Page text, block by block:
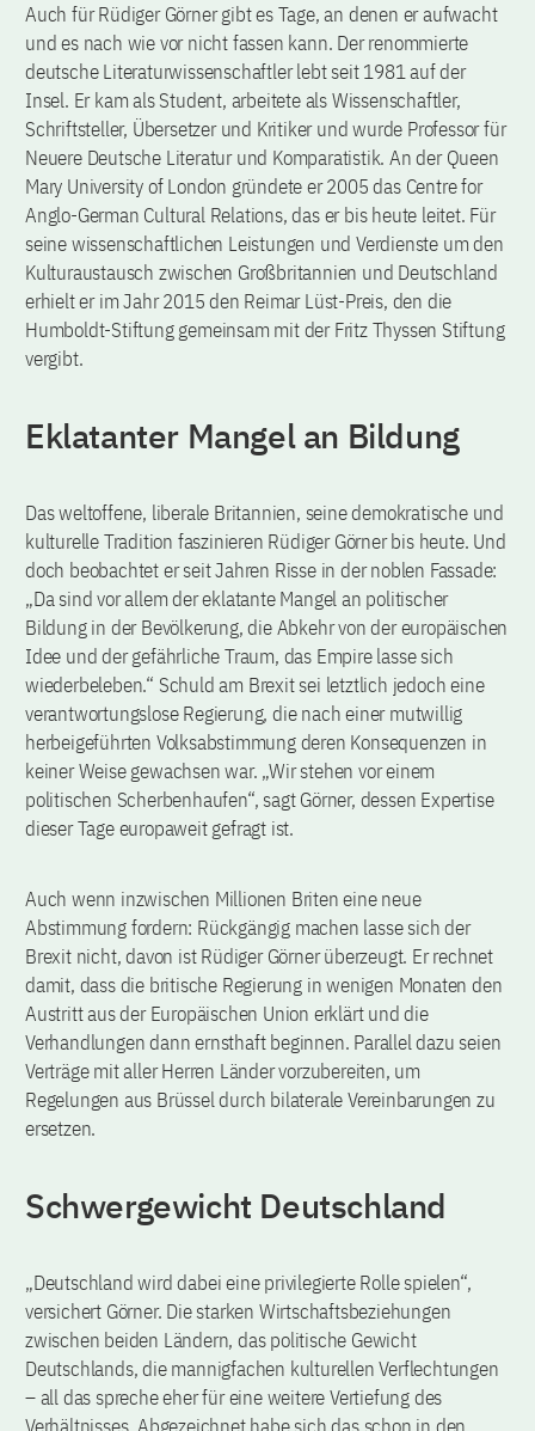
Auch für Rüdiger Görner gibt es Tage, an denen er aufwacht
und es nach wie vor nicht fassen kann. Der renommierte
deutsche Literaturwissenschaftler lebt seit 1981 auf der
Insel. Er kam als Student, arbeitete als Wissenschaftler,
Schriftsteller, Übersetzer und Kritiker und wurde Professor für
Neuere Deutsche Literatur und Komparatistik. An der Queen
Mary University of London gründete er 2005 das Centre for
Anglo-German Cultural Relations, das er bis heute leitet. Für
seine wissenschaftlichen Leistungen und Verdienste um den
Kulturaustausch zwischen Großbritannien und Deutschland
erhielt er im Jahr 2015 den Reimar Lüst-Preis, den die
Humboldt-Stiftung gemeinsam mit der Fritz Thyssen Stiftung
vergibt.
Eklatanter Mangel an Bildung
Das weltoffene, liberale Britannien, seine demokratische und
kulturelle Tradition faszinieren Rüdiger Görner bis heute. Und
doch beobachtet er seit Jahren Risse in der noblen Fassade:
„Da sind vor allem der eklatante Mangel an politischer
Bildung in der Bevölkerung, die Abkehr von der europäischen
Idee und der gefährliche Traum, das Empire lasse sich
wiederbeleben.“ Schuld am Brexit sei letztlich jedoch eine
verantwortungslose Regierung, die nach einer mutwillig
herbeigeführten Volksabstimmung deren Konsequenzen in
keiner Weise gewachsen war. „Wir stehen vor einem
politischen Scherbenhaufen“, sagt Görner, dessen Expertise
dieser Tage europaweit gefragt ist.
Auch wenn inzwischen Millionen Briten eine neue
Abstimmung fordern: Rückgängig machen lasse sich der
Brexit nicht, davon ist Rüdiger Görner überzeugt. Er rechnet
damit, dass die britische Regierung in wenigen Monaten den
Austritt aus der Europäischen Union erklärt und die
Verhandlungen dann ernsthaft beginnen. Parallel dazu seien
Verträge mit aller Herren Länder vorzubereiten, um
Regelungen aus Brüssel durch bilaterale Vereinbarungen zu
ersetzen.
Schwergewicht Deutschland
„Deutschland wird dabei eine privilegierte Rolle spielen“,
versichert Görner. Die starken Wirtschaftsbeziehungen
zwischen beiden Ländern, das politische Gewicht
Deutschlands, die mannigfachen kulturellen Verflechtungen
– all das spreche eher für eine weitere Vertiefung des